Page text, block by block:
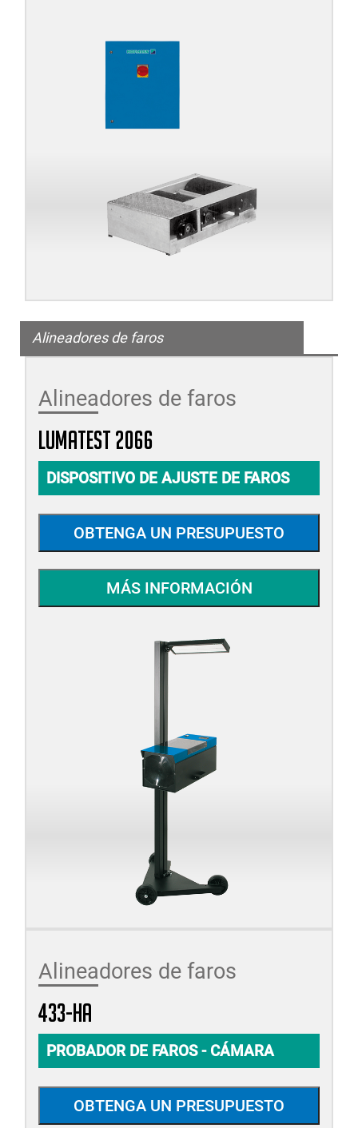
Alineadores de faros
Alineadores de faros
LUMATEST 2066
DISPOSITIVO DE AJUSTE DE FAROS
OBTENGA UN PRESUPUESTO
MÁS INFORMACIÓN
Alineadores de faros
433-HA
PROBADOR DE FAROS - CÁMARA
OBTENGA UN PRESUPUESTO